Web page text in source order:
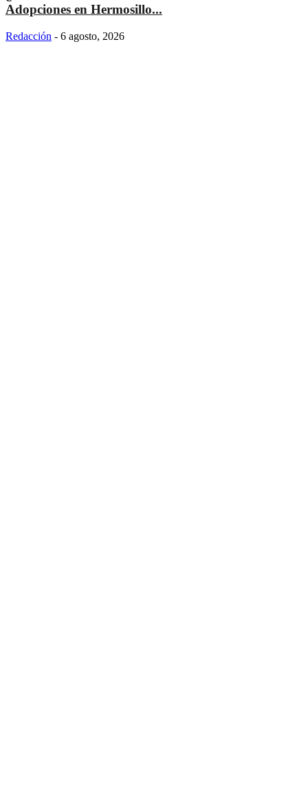
Adopciones en Hermosillo...
Redacción - 6 agosto, 2026